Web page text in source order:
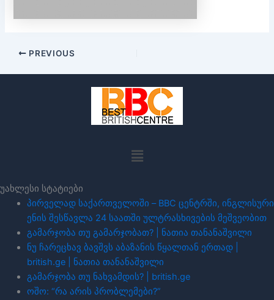
PREVIOUS
Menu
უახლესი სტატიები
პირველად საქართველოში – BBC ცენტრში, ინგლისური
ენის შესწავლა 24 საათში ულტრასხივების მეშვეობით
გამარჯობა თუ გამარჯობათ? | ნათია თანანაშვილი
ნუ ჩარეცხავ ბავშვს აბაზანის წყალთან ერთად |
british.ge | ნათია თანანაშვილი
გამარჯობა თუ ნახვამდის? | british.ge
ოშო: “რა არის პრობლემები?”